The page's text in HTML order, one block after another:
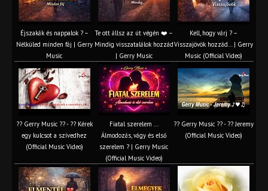
Éjszakák és nappalok ? –
Nélküled minden fáj | Gerry
Music
Te ott állsz az út végén ❤️ –
Mindig visszatalálok hozzád
| Gerry Music
Kell, hogy várj ? –
Visszajövök hozzád… | Gerry
Music (Official Video)
?? Gerry Music ?? - ?? Kérek
egy kulcsot a szívedhez
(Official Music Video)
Fiatal szerelem ...
Álmodozás, vágy és első
szerelem ? | Gerry Music
(Official Music Video)
?? Gerry Music ?? - ?? Jeremy
(Official Music Video)